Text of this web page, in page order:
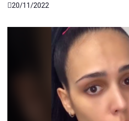
20/11/2022